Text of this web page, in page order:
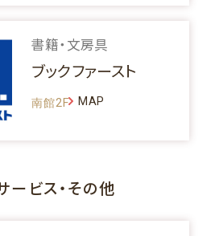
書籍・文房具
ブックファースト
南館2F MAP
ービス・その他